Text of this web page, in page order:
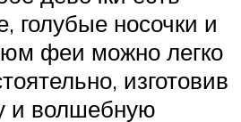
голубые носочки и
феи можно легко
изготовив
и волшебную